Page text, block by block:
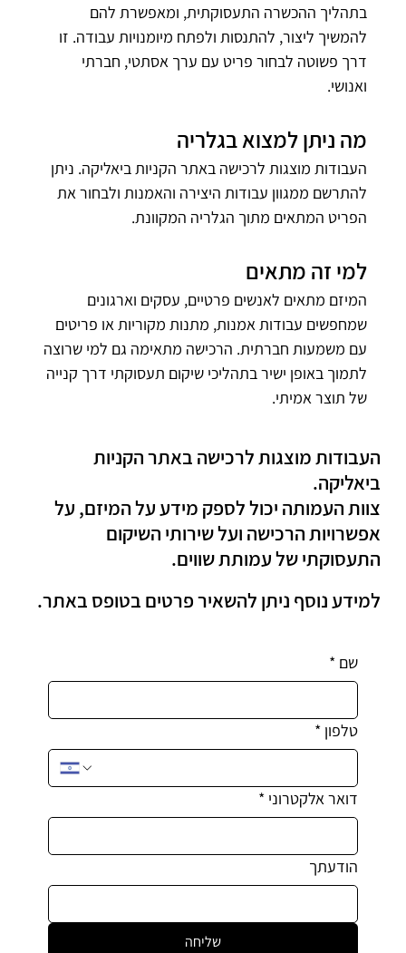
בתהליך ההכשרה התעסוקתית, ומאפשרת להם
להמשיך ליצור, להתנסות ולפתח מיומנויות עבודה. זו
דרך פשוטה לבחור פריט עם ערך אסתטי, חברתי
ואנושי.
מה ניתן למצוא בגלריה
העבודות מוצגות לרכישה באתר הקניות ביאליקה. ניתן
להתרשם ממגוון עבודות היצירה והאמנות ולבחור את
הפריט המתאים מתוך הגלריה המקוונת.
למי זה מתאים
המיזם מתאים לאנשים פרטיים, עסקים וארגונים
שמחפשים עבודות אמנות, מתנות מקוריות או פריטים
עם משמעות חברתית. הרכישה מתאימה גם למי שרוצה
לתמוך באופן ישיר בתהליכי שיקום תעסוקתי דרך קנייה
של תוצר אמיתי.
העבודות מוצגות לרכישה באתר הקניות
ביאליקה.
צוות העמותה יכול לספק מידע על המיזם, על
אפשרויות הרכישה ועל שירותי השיקום
התעסוקתי של עמותת שווים.
למידע נוסף ניתן להשאיר פרטים בטופס באתר.
שם *
טלפון *
דואר אלקטרוני *
הודעתך
שליחה